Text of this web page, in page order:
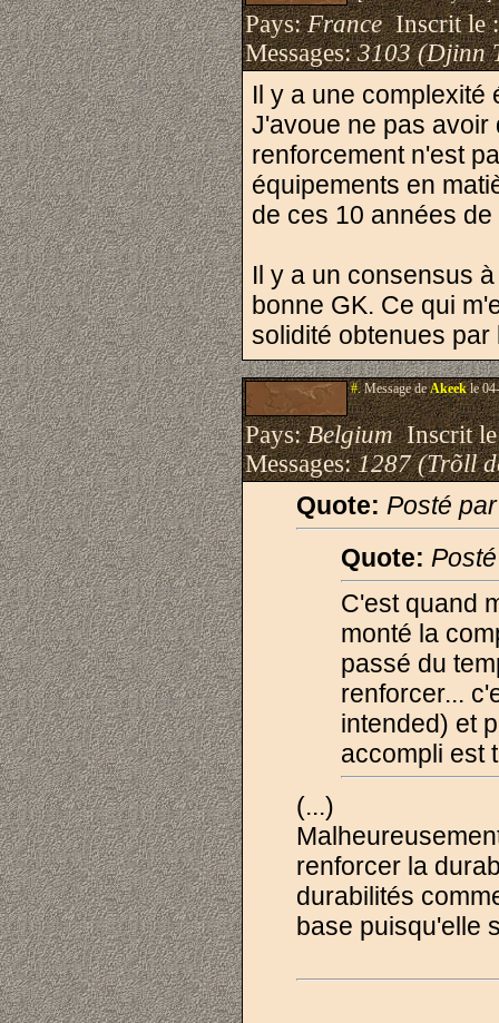
Pays:FranceInscrit le
Messages:3103 (Djinn
Il y a une complexité
J'avoue ne pas avoir
renforcement n'est
équipements en
de ces 10 années
Il y a un consensus
bonne GK. Ce qui
solidité obtenues
#.Message deAkeekle
Pays:BelgiumInscrit
Messages:1287 (Trõll
Quote: Posté
Quote:
C'est quand
monté la
passé du
renforcer...
intended) et
accompli est
(...)
renforcer la
durabilités
base puisqu'elle